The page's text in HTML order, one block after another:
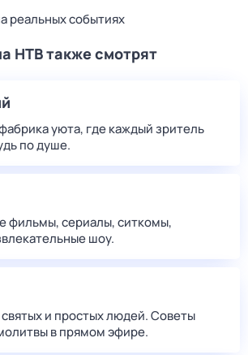
реальных событиях
НТВ также смотрят
уюта, где каждый зритель
по душе.
фильмы, сериалы, ситкомы,
шоу.
святых и простых людей. Советы
в прямом эфире.